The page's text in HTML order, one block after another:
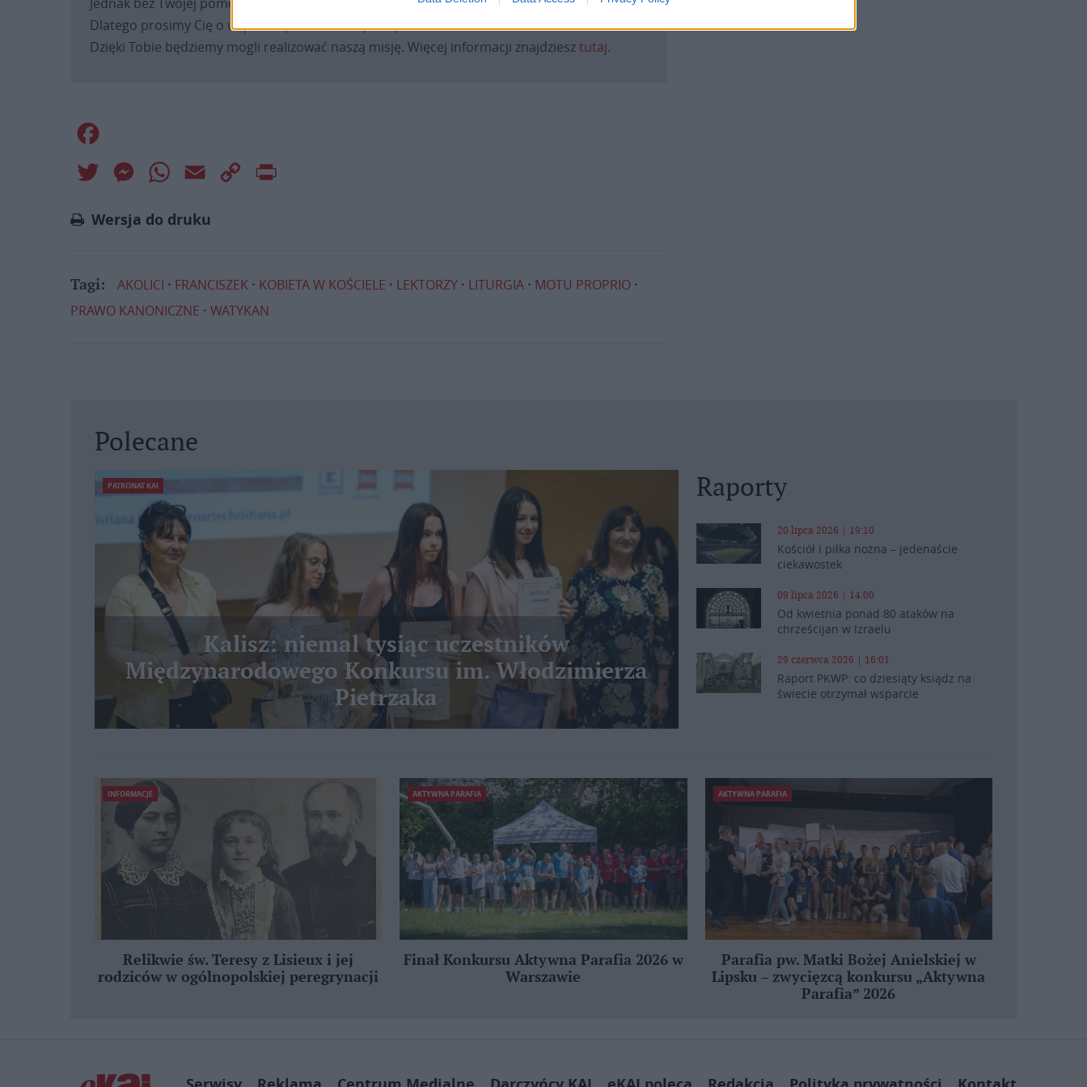
Dlatego prosimy Cię o wsparcie portalu eKAI.pl za pośrednictwem serwisu Patronite.
Dzięki Tobie będziemy mogli realizować naszą misję. Więcej informacji znajdziesztutaj.
Twitter MessengerWhatsApp
Email
Copy
Wersja do druku
Tagi: AKOLICI FRANCISZEK KOBIETA W KOŚCIELE LEKTORZY LITURGIA
MOTU PROPRIO
PRAWO KANONICZNE
WATYKAN
Polecane
PATRONAT KAI
Kalisz: niemal tysiąc uczestników
Międzynarodowego Konkursu im. Włodzimierza
Pietrzaka
Raporty
20 lipca 2026 | 19:10
Kościół i piłka nożna – jedenaście
ciekawostek
09 lipca 2026 | 14:00
Od kwietnia ponad 80 ataków na
chrześcijan w Izraelu
29 czerwca 2026 | 16:01
Raport PKWP: co dziesiąty ksiądz na
świecie otrzymał wsparcie
INFORMACJE
Relikwie św. Teresy z Lisieux i jej
rodziców w ogólnopolskiej peregrynacji
AKTYWNA PARAFIA
Finał Konkursu Aktywna Parafia 2026 w
Warszawie
AKTYWNA PARAFIA
Parafia pw. Matki Bożej Anielskiej w
Lipsku – zwycięzcą konkursu „Aktywna
Parafia” 2026